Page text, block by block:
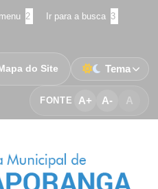
2 Ir para a busca 3
FONTE A+ A- A
do Site Tema